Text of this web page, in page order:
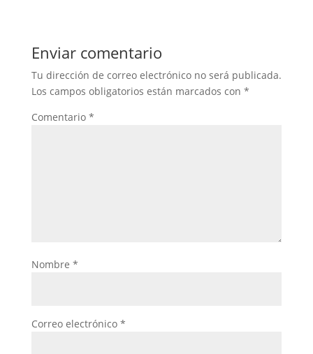
Enviar comentario
Tu dirección de correo electrónico no será publicada.
Los campos obligatorios están marcados con *
Comentario *
Nombre *
Correo electrónico *